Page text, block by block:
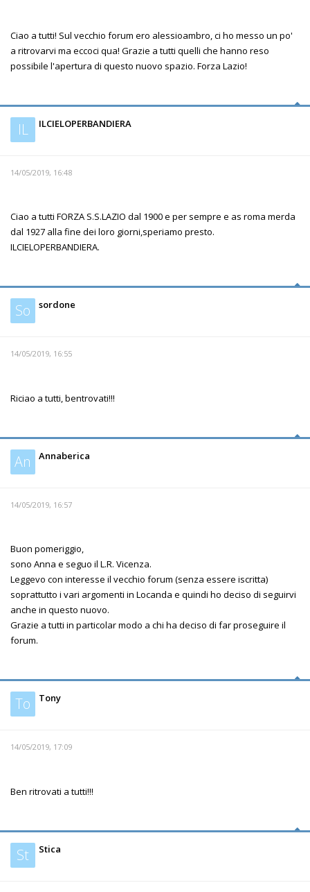
Ciao a tutti! Sul vecchio forum ero alessioambro, ci ho messo un po'
a ritrovarvi ma eccoci qua! Grazie a tutti quelli che hanno reso
possibile l'apertura di questo nuovo spazio. Forza Lazio!
IL ILCIELOPERBANDIERA
14/05/2019, 16:48
Ciao a tutti FORZA S.S.LAZIO dal 1900 e per sempre e as roma merda
dal 1927 alla fine dei loro giorni,speriamo presto.
ILCIELOPERBANDIERA.
So sordone
14/05/2019, 16:55
Riciao a tutti, bentrovati!!!
An Annaberica
14/05/2019, 16:57
Buon pomeriggio,
sono Anna e seguo il L.R. Vicenza.
Leggevo con interesse il vecchio forum (senza essere iscritta)
soprattutto i vari argomenti in Locanda e quindi ho deciso di seguirvi
anche in questo nuovo.
Grazie a tutti in particolar modo a chi ha deciso di far proseguire il
forum.
To Tony
14/05/2019, 17:09
Ben ritrovati a tutti!!!
St Stica